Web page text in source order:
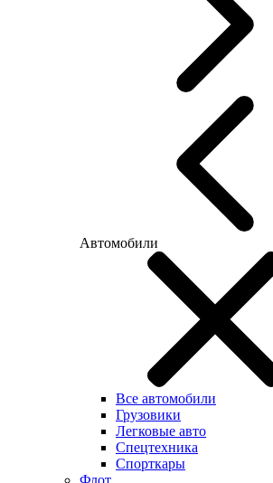
Автомобили
Все автомобили
Грузовики
Легковые авто
Спецтехника
Спорткары
Флот